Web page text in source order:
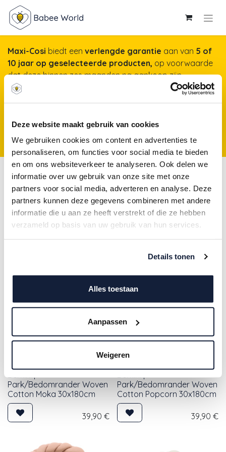
Deze website maakt gebruik van cookies
We gebruiken cookies om content en advertenties te
personaliseren, om functies voor social media te bieden
en om ons websiteverkeer te analyseren. Ook delen we
informatie over uw gebruik van onze site met onze
partners voor social media, adverteren en analyse. Deze
partners kunnen deze gegevens combineren met andere
informatie die u aan ze heeft verstrekt of die ze hebben
verzameld op basis van uw gebruik van hun services.
Details tonen
Alles toestaan
Aanpassen
Weigeren
Maxi-Cosi biedt een verlengde garantie aan van 5 of
10 jaar op geselecteerde producten, op voorwaarde
dat deze binnen zes maanden na aankoop zijn
geregistreerd op onze website. Het duurt maar een
verlengde garantie.
Bed- &
parkomranders
Donsovertrekken Lakens
Donsdekens
&
Park/Bedomrander Woven
Cotton Moka 30x180cm
39,90 €
Park/Bedomrander Woven
Cotton Popcorn 30x180cm
39,90 €